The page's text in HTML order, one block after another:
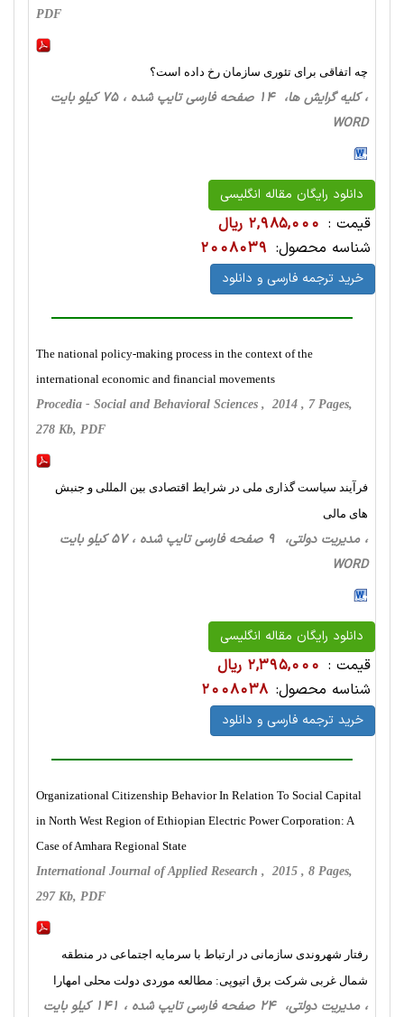
PDF
چه اتفاقی برای تئوری سازمان رخ داده است؟
، کلیه گرایش ها، 14 صفحه فارسی تایپ شده ، 75 کیلو بایت
WORD
دانلود رایگان مقاله انگلیسی
قیمت : 2,985,000 ریال
شناسه محصول: 2008039
خرید ترجمه فارسی و دانلود
The national policy-making process in the context of the
international economic and financial movements
Procedia - Social and Behavioral Sciences , 2014 , 7 Pages,
278 Kb, PDF
فرآیند سیاست گذاری ملی در شرایط اقتصادی بین المللی و جنبش
های مالی
، مدیریت دولتی، 9 صفحه فارسی تایپ شده ، 57 کیلو بایت
WORD
دانلود رایگان مقاله انگلیسی
قیمت : 2,395,000 ریال
شناسه محصول: 2008038
خرید ترجمه فارسی و دانلود
Organizational Citizenship Behavior In Relation To Social Capital
in North West Region of Ethiopian Electric Power Corporation: A
Case of Amhara Regional State
International Journal of Applied Research , 2015 , 8 Pages,
297 Kb, PDF
رفتار شهروندی سازمانی در ارتباط با سرمایه اجتماعی در منطقه
شمال غربی شرکت برق اتیوپی: مطالعه موردی دولت محلی امهارا
، مدیریت دولتی، 24 صفحه فارسی تایپ شده ، 141 کیلو بایت